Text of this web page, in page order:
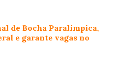
de Bocha Paralímpica,
e garante vagas no